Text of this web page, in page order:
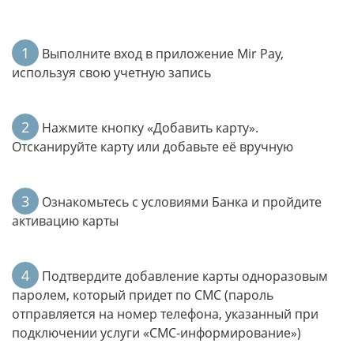
1
Выполните вход в приложение Mir Pay,
используя свою учетную запись
2
Нажмите кнопку «Добавить карту».
Отсканируйте карту или добавьте её вручную
3
Ознакомьтесь с условиями Банка и пройдите
активацию карты
4
Подтвердите добавление карты одноразовым
паролем, который придет по СМС (пароль
отправляется на номер телефона, указанный при
подключении услуги «СМС-информирование»)